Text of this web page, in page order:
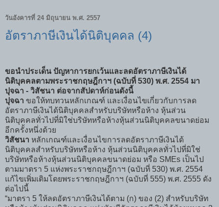
วันอังคารที่ 24 มิถุนายน พ.ศ. 2557
อัตราภาษีเงินได้นิติบุคคล (4)
ขอนำประเด็น ปัญหาการยกเว้นและลดอัตราภาษีเงินได้
นิติบุคคลตามพระราชกฤษฎีกาฯ (ฉบับที่ 530) พ.ศ. 2554 มา
ปุจฉา - วิสัชนา ต่อจากสัปดาห์ก่อนดังนี้
ปุจฉา ขอให้ทบทวนหลักเกณฑ์ และเงื่อนไขเกี่ยวกับการลด
อัตราภาษีเงินได้นิติบุคคลสำหรับบริษัทหรือห้าง หุ้นส่วน
นิติบุคคลทั่วไปที่มิใช่บริษัทหรือห้างหุ้นส่วนนิติบุคคลขนาดย่อม
อีกครั้งหนึ่งด้วย
วิสัชนา หลักเกณฑ์และเงื่อนไขการลดอัตราภาษีเงินได้
นิติบุคคลสำหรับบริษัทหรือห้าง หุ้นส่วนนิติบุคคลทั่วไปที่มิใช่
บริษัทหรือห้างหุ้นส่วนนิติบุคคลขนาดย่อม หรือ SMEs เป็นไป
ตามมาตรา 5 แห่งพระราชกฤษฎีกาฯ (ฉบับที่ 530) พ.ศ. 2554
แก้ไขเพิ่มเติมโดยพระราชกฤษฎีกาฯ (ฉบับที่ 555) พ.ศ. 2555 ดัง
ต่อไปนี้
“มาตรา 5 ให้ลดอัตราภาษีเงินได้ตาม (ก) ของ (2) สำหรับบริษัท